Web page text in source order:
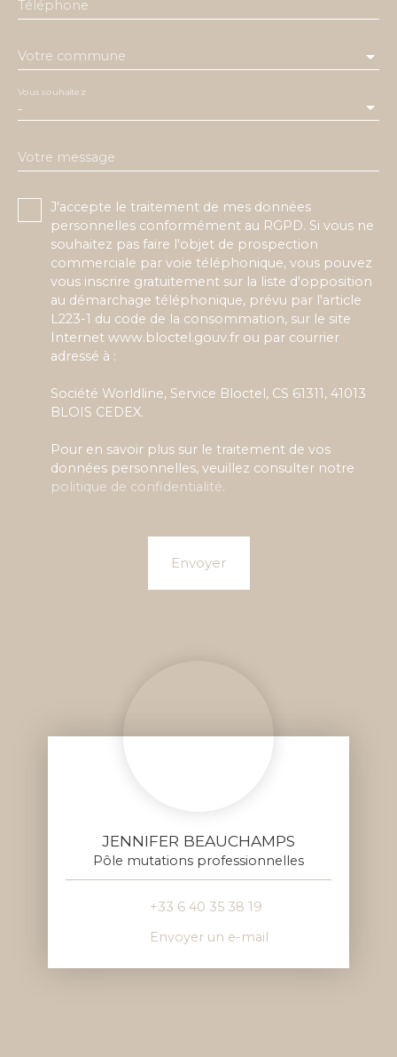
Téléphone
Votre commune
-
Vous souhaitez
Votre message
J'accepte le traitement de mes données
personnelles conformément au RGPD. Si vous ne
souhaitez pas faire l'objet de prospection
commerciale par voie téléphonique, vous pouvez
vous inscrire gratuitement sur la liste d'opposition
au démarchage téléphonique, prévu par l'article
L223-1 du code de la consommation, sur le site
Internet www.bloctel.gouv.fr ou par courrier
adressé à :
Société Worldline, Service Bloctel, CS 61311, 41013
BLOIS CEDEX.
Pour en savoir plus sur le traitement de vos
données personnelles, veuillez consulter notre
politique de confidentialité.
Envoyer
JENNIFER BEAUCHAMPS
Pôle mutations professionnelles
+33 6 40 35 38 19
Envoyer un e-mail